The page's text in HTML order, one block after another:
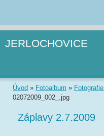
JERLOCHOVICE
Úvod » Fotoalbum » Fotografie
02072009_002_.jpg
Záplavy 2.7.2009